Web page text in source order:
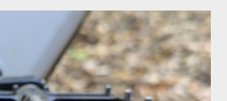
preciznost s nekompromisním